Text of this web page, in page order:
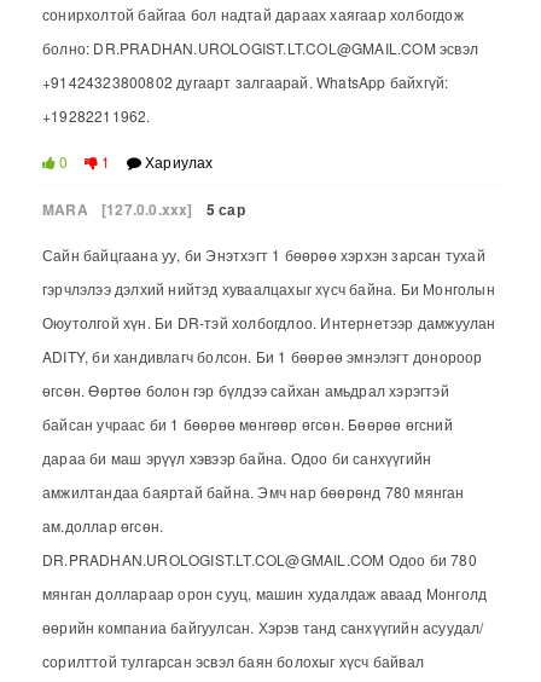
сонирхолтой байгаа бол надтай дараах хаягаар холбогдож
болно: DR.PRADHAN.UROLOGIST.LT.COL@GMAIL.COM эсвэл
+91424323800802 дугаарт залгаарай. WhatsApp байхгүй:
+19282211962.
0 1 Хариулах
MARA [127.0.0.xxx] 5 сар
Сайн байцгаана уу, би Энэтхэгт 1 бөөрөө хэрхэн зарсан тухай
гэрчлэлээ дэлхий нийтэд хуваалцахыг хүсч байна. Би Монголын
Оюутолгой хүн. Би DR-тэй холбогдлоо. Интернетээр дамжуулан
ADITY, би хандивлагч болсон. Би 1 бөөрөө эмнэлэгт донороор
өгсөн. Өөртөө болон гэр бүлдээ сайхан амьдрал хэрэгтэй
байсан учраас би 1 бөөрөө мөнгөөр өгсөн. Бөөрөө өгсний
дараа би маш эрүүл хэвээр байна. Одоо би санхүүгийн
амжилтандаа баяртай байна. Эмч нар бөөрөнд 780 мянган
ам.доллар өгсөн.
DR.PRADHAN.UROLOGIST.LT.COL@GMAIL.COM Одоо би 780
мянган доллараар орон сууц, машин худалдаж аваад Монголд
өөрийн компаниа байгуулсан. Хэрэв танд санхүүгийн асуудал/
сорилттой тулгарсан эсвэл баян болохыг хүсч байвал